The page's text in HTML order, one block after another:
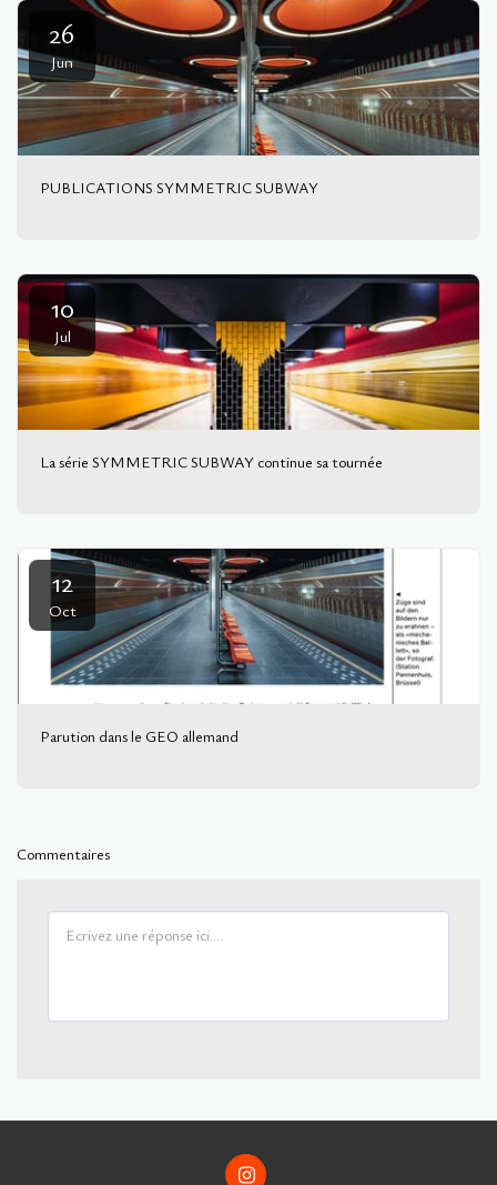
26
Jun
PUBLICATIONS SYMMETRIC SUBWAY
10
Jul
La série SYMMETRIC SUBWAY continue sa tournée
12
Oct
Parution dans le GEO allemand
Commentaires